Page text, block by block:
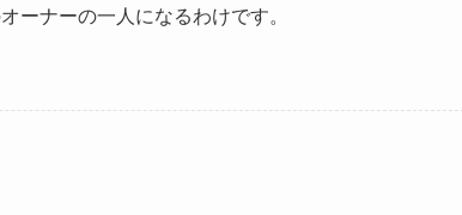
ーナーの一人になるわけです。